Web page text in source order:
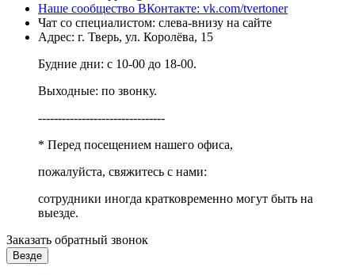
Наше сообщество ВКонтакте: vk.com/tvertoner
Чат со специалистом: слева-внизу на сайте
Адрес: г. Тверь, ул. Королёва, 15
Будние дни: с 10-00 до 18-00.
Выходные: по звонку.
--------------------------------
* Перед посещением нашего офиса,
пожалуйста, свяжитесь с нами:
сотрудники иногда кратковременно могут быть на
выезде.
Заказать обратный звонок
Везде